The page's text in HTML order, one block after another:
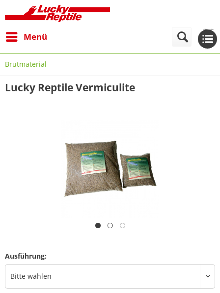
Menü
Brutmaterial
Lucky Reptile Vermiculite
Ausführung: